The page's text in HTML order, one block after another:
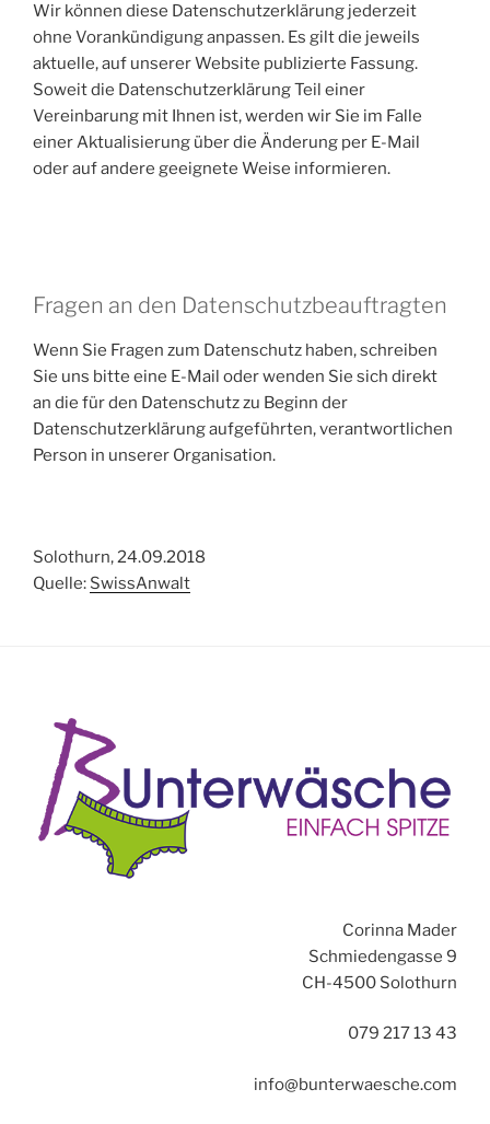
Wir können diese Datenschutzerklärung jederzeit
ohne Vorankündigung anpassen. Es gilt die jeweils
aktuelle, auf unserer Website publizierte Fassung.
Soweit die Datenschutzerklärung Teil einer
Vereinbarung mit Ihnen ist, werden wir Sie im Falle
einer Aktualisierung über die Änderung per E-Mail
oder auf andere geeignete Weise informieren.
Fragen an den Datenschutzbeauftragten
Wenn Sie Fragen zum Datenschutz haben, schreiben
Sie uns bitte eine E-Mail oder wenden Sie sich direkt
an die für den Datenschutz zu Beginn der
Datenschutzerklärung aufgeführten, verantwortlichen
Person in unserer Organisation.
Solothurn, 24.09.2018
Quelle: SwissAnwalt
Corinna Mader
Schmiedengasse 9
CH-4500 Solothurn
079 217 13 43
info@bunterwaesche.com